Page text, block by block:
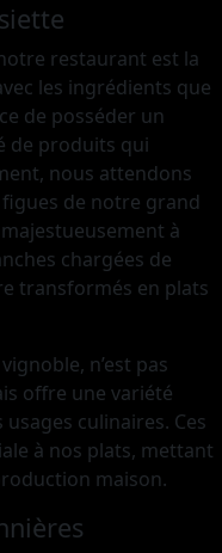
restaurant est la
les ingrédients que
de posséder un
de produits qui
nous attendons
de notre grand
à
chargées de
transformés en plats
n’est pas
offre une variété
culinaires. Ces
à nos plats, mettant
maison.